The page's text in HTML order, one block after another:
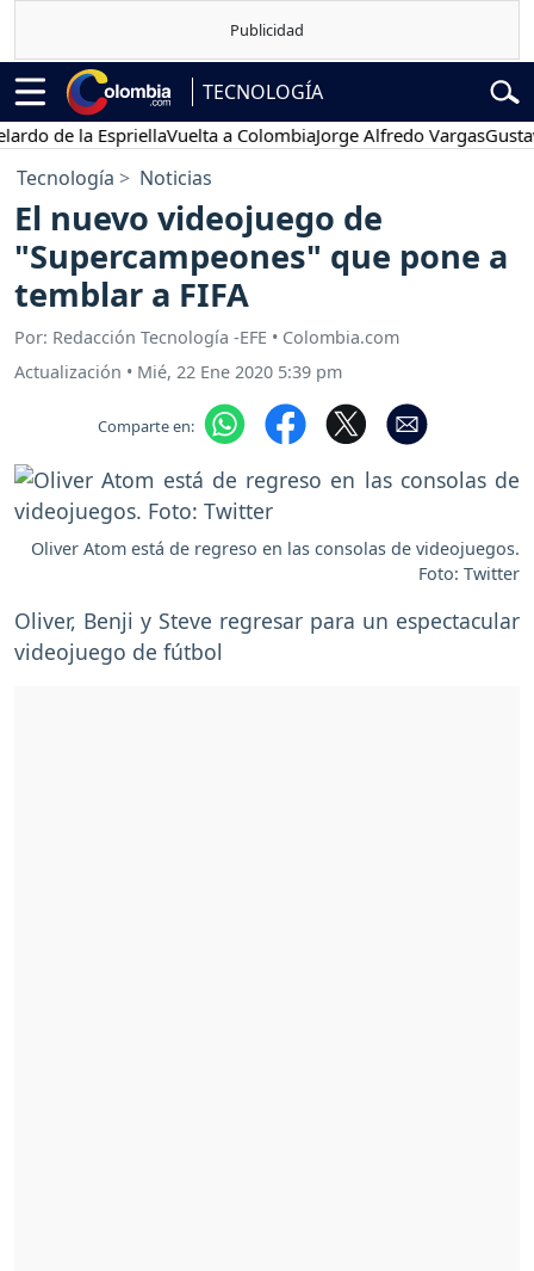
TECNOLOGÍA
de la EspriellaVuelta a ColombiaJorge Alfredo VargasGustavo
Tecnología Noticias
El nuevo videojuego de
"Supercampeones" que pone a
temblar a FIFA
Por: Redacción Tecnología -EFE • Colombia.com
Actualización • Mié, 22 Ene 2020 5:39 pm
Comparte en:
Oliver Atom está de regreso en las consolas de videojuegos.
Foto: Twitter
Oliver, Benji y Steve regresar para un espectacular
videojuego de fútbol